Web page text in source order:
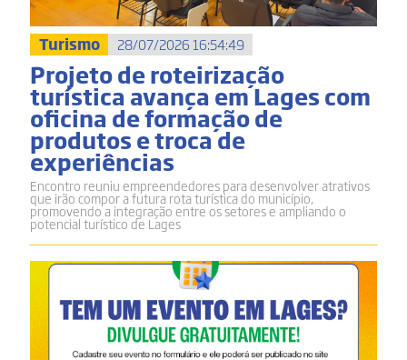
Turismo 28/07/2026 16:54:49
Projeto de roteirização
turística avança em Lages com
oficina de formação de
produtos e troca de
experiências
Encontro reuniu empreendedores para desenvolver atrativos
que irão compor a futura rota turística do município,
promovendo a integração entre os setores e ampliando o
potencial turístico de Lages